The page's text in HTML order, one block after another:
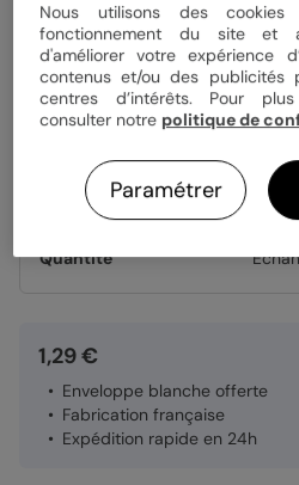
5(2avis)
Format
Papier
Quantité
1,29 €
Enveloppe blanche offerte
Fabrication française
Expédition rapide en 24h
Nous utilisons des
fonctionnement du site et
d'améliorer votre expérience
contenus et/ou des publicités
centres d’intérêts. Pour
consulter notre politique de
Paramétrer